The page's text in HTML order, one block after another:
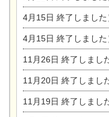
4月15日 終了しました）4/
4月15日 終了しました
11月26日 終了しました）
11月20日 終了しました）11/
11月19日 終了しました）11/19(土)☆